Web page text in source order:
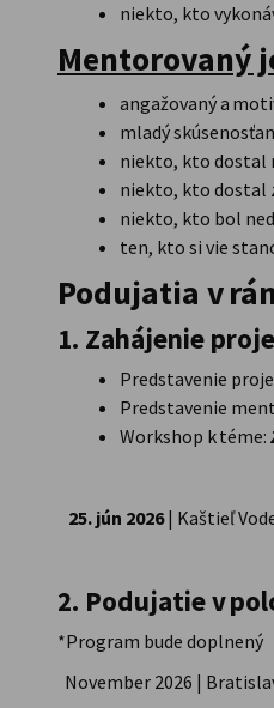
niekto, kto
Mentorovaný
angažovaný a
mladý
niekto, kto dostal
niekto, kto dostal
niekto, kto bol
ten, kto si vie
Podujatia v
1. Zahájenie
Predstavenie
Predstavenie
Workshop k téme:
25. jún 2026| Kaštieľ
2. Podujatie v
*Program bude doplnený
November 2026 |